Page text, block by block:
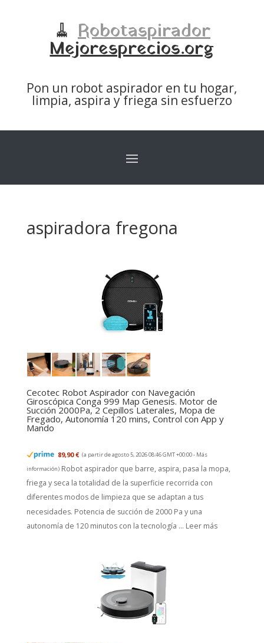
🧹 Robotaspirador
Mejoresprecios.org
Pon un robot aspirador en tu hogar,
limpia, aspira y friega sin esfuerzo
aspiradora fregona
Cecotec Robot Aspirador con Navegación
Giroscópica Conga 999 Map Genesis. Motor de
Succión 2000Pa, 2 Cepillos Laterales, Mopa de
Fregado, Autonomía 120 mins, Control con App y
Mando
89,90 € (a partir de agosto 5, 2026 08:46 GMT +00:00 - Más
información) Robot aspirador que barre, aspira, pasa la mopa,
friega y seca la totalidad de la superficie recorrida con
diferentes modos de limpieza que se adaptan a tus
necesidades. Potencia de succión de 2000 Pa y una
autonomía de 120 minutos con la tecnología ... Leer más